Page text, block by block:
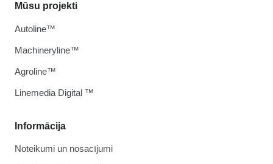
Informācija
Noteikumi un nosacījumi
Mūsu projekti
Autoline™
Machineryline™
Agroline™
Linemedia Digital ™